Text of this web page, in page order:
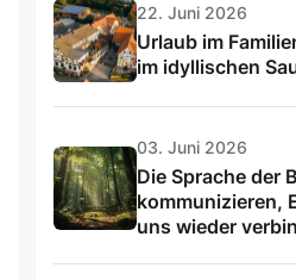
22. Juni 2026
Urlaub im
im idyllischen
03. Juni 2026
Die Sprache der
kommunizieren,
uns wieder